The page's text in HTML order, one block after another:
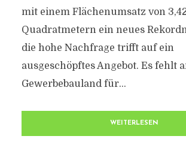
mit einem Flächenumsatz von
Quadratmetern ein neues
die hohe Nachfrage trifft auf ein
ausgeschöpftes Angebot. Es fehlt
Gewerbebauland für...
WEITERLESEN